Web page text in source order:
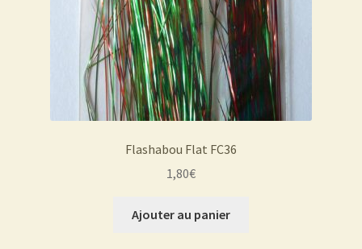
Flashabou Flat FC36
1,80€
Ajouter au panier